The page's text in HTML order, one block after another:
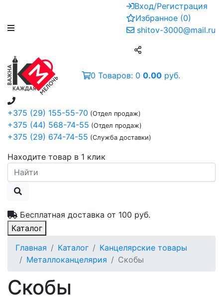
Вход/Регистрация
Избранное (0)
shitov-3000@mail.ru
+375 (29) 155-55-70 (Отдел продаж)
+375 (44) 568-74-55 (Отдел продаж)
+375 (29) 674-74-55 (Служба доставки)
Находите товар в 1 клик
Бесплатная доставка от 100 руб.
0 Товаров: 0 0.00 руб.
Каталог
Главная
Каталог
Канцелярские товары
Металлоканцелярия
Скобы
Скобы